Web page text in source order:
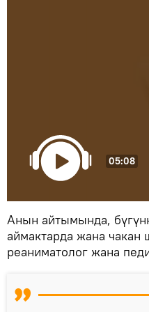
05:08
Анын айтымында,
аймактарда жана чакан
реаниматолог жана